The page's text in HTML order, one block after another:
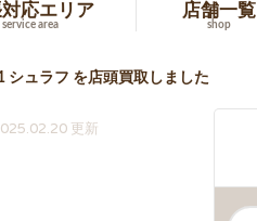
応エリア
service area
店舗一覧
shop
シュラフ を店頭買取しました
更新